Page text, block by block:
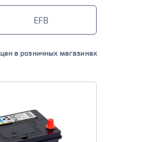
EFB
в розничных магазинах